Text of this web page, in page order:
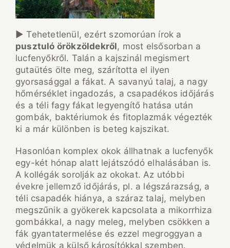
► Tehetetlenül, ezért szomorúan írok a
pusztuló örökzöldekről, most elsősorban a
lucfenyőkről. Talán a kajszinál megismert
gutaütés ölte meg, szárította el ilyen
gyorsasággal a fákat. A savanyú talaj, a nagy
hőmérséklet ingadozás, a csapadékos időjárás
és a téli fagy fákat legyengítő hatása után
gombák, baktériumok és fitoplazmák végezték
ki a már különben is beteg kajszikat.
Hasonlóan komplex okok állhatnak a lucfenyők
egy-két hónap alatt lejátszódó elhalásában is.
A kollégák sorolják az okokat. Az utóbbi
évekre jellemző időjárás, pl. a légszárazság, a
téli csapadék hiánya, a száraz talaj, melyben
megszűnik a gyökerek kapcsolata a mikorrhiza
gombákkal, a nagy meleg, melyben csökken a
fák gyantatermelése és ezzel megroggyan a
védelmük a külső károsítókkal szemben.